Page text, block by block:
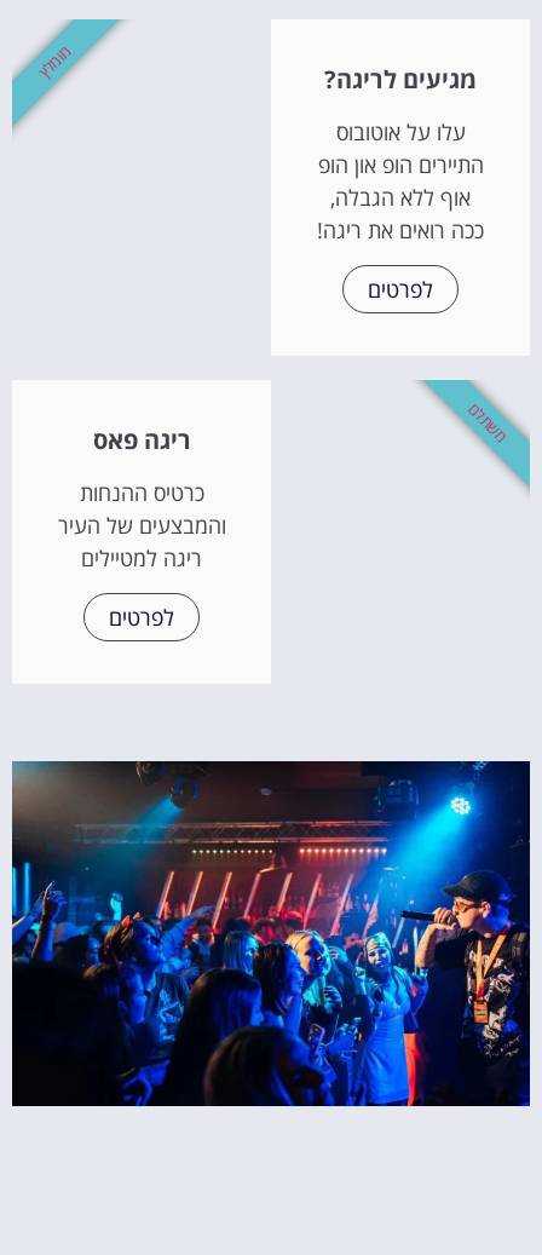
מגיעים לריגה?
עלו על אוטובוס
התיירים הופ און הופ
אוף ללא הגבלה,
ככה רואים את ריגה!
לפרטים
מומלץ
ריגה פאס
כרטיס ההנחות
והמבצעים של העיר
ריגה למטיילים
לפרטים
משתלם